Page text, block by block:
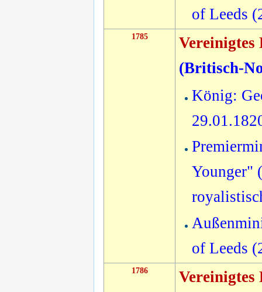
of Leeds
1785
(Britisch-
König:
Younger"
of Leeds
1786